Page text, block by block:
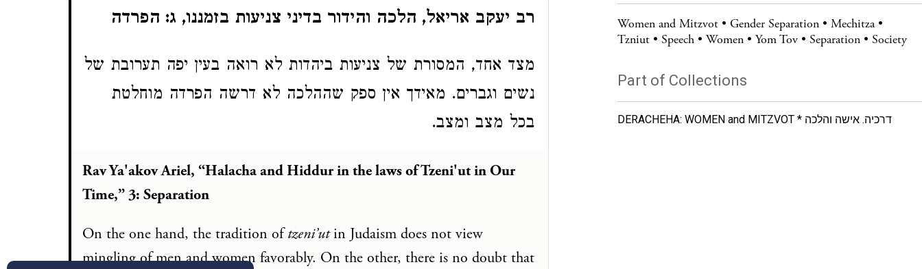
רב יעקב אריאל, הלכה והידור בדיני צניעות בזמננו, ג: הפרדה
מצד אחד, המסורת של צניעות ביהדות לא רואה בעין יפה תערובת של
נשים וגברים. מאידך אין ספק שההלכה לא דרשה הפרדה מוחלטת
בכל מצב ומצב.
Rav Ya'akov Ariel, “Halacha and Hiddur in the laws of Tzeni'ut in Our
Time,” 3: Separation
On the one hand, the tradition oftzeni’utin Judaism does not view
mingling of men and women favorably. On the other, there is no doubt that
Women and Mitzvot Gender Separation
Mechitza
Tzniut
Speech Women Yom Tov Separation Society
Part of Collections
DERACHEHA: WOMEN and MITZVOT * דרכיה. אישה והלכה